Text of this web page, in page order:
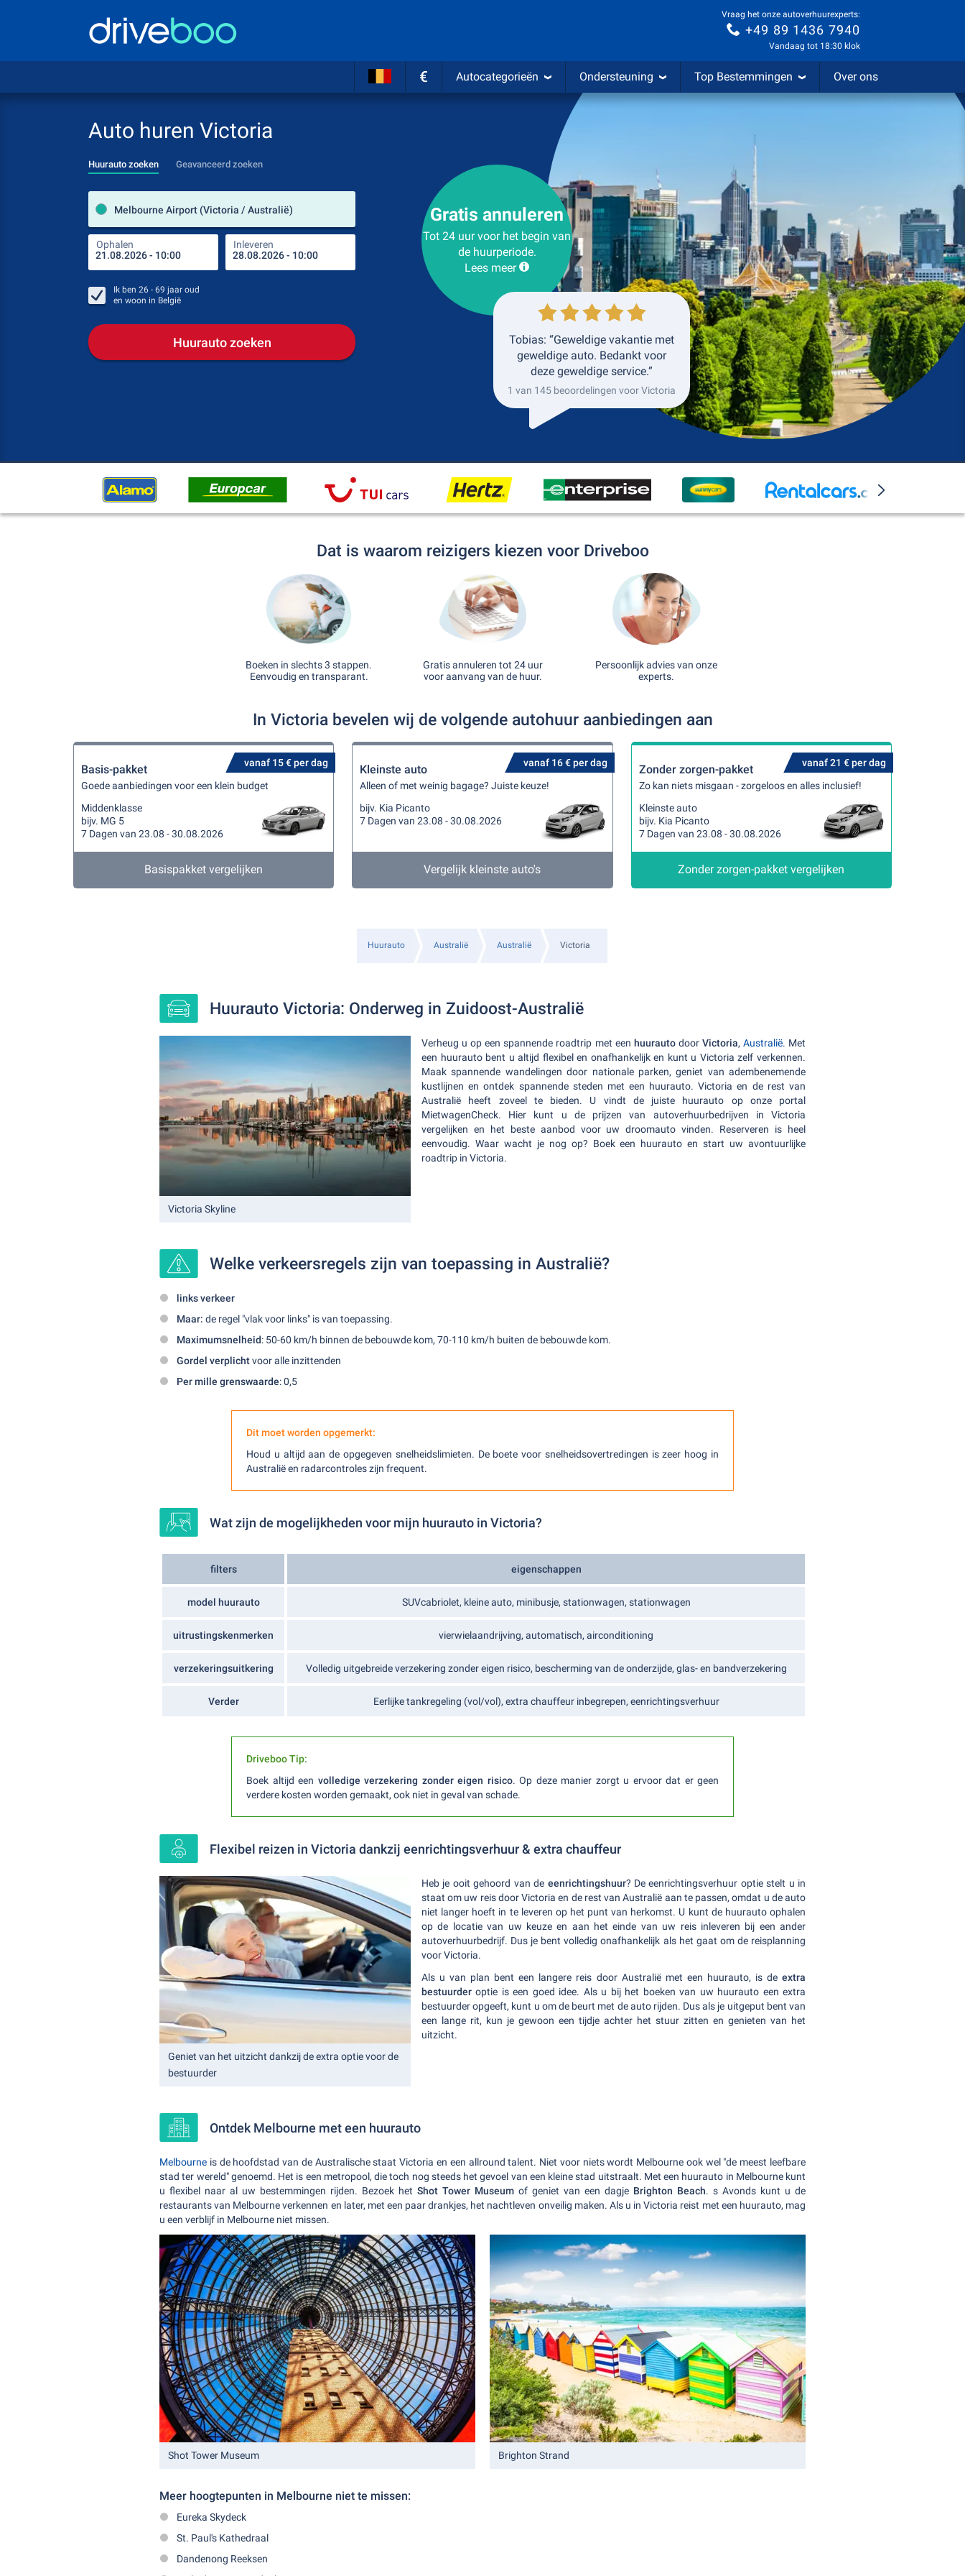
Vraag het onze autoverhuurexperts:
+49 89 1436 7940
Vandaag tot 18:30 klok
€ Autocategorieën Ondersteuning Top Bestemmingen Over ons
Auto huren Victoria
Huurauto zoeken Geavanceerd zoeken
Melbourne Airport (Victoria / Australië)
Ophalen Inleveren Plaats voor teruggave
Ik ben 26 - 69 jaar oud
en woon in België
Huurauto zoeken
Gratis annuleren
Tot 24 uur voor het begin van
de huurperiode.
Lees meer
Tobias: “Geweldige vakantie met
geweldige auto. Bedankt voor
deze geweldige service.”
1 van 145 beoordelingen voor Victoria
Dat is waarom reizigers kiezen voor Driveboo
Boeken in slechts 3 stappen.
Eenvoudig en transparant.
Gratis annuleren tot 24 uur
voor aanvang van de huur.
Persoonlijk advies van onze
experts.
In Victoria bevelen wij de volgende autohuur aanbiedingen aan
vanaf 15 € per dag
Basis-pakket
Goede aanbiedingen voor een klein budget
Middenklasse
bijv. MG 5
7 Dagen van 23.08 - 30.08.2026
Basispakket vergelijken
vanaf 16 € per dag
Kleinste auto
Alleen of met weinig bagage? Juiste keuze!
bijv. Kia Picanto
7 Dagen van 23.08 - 30.08.2026
Vergelijk kleinste auto's
vanaf 21 € per dag
Zonder zorgen-pakket
Zo kan niets misgaan - zorgeloos en alles inclusief!
Kleinste auto
bijv. Kia Picanto
7 Dagen van 23.08 - 30.08.2026
Zonder zorgen-pakket vergelijken
Huurauto Australië Australië Victoria
Huurauto Victoria: Onderweg in Zuidoost-Australië
Victoria Skyline
Verheug u op een spannende roadtrip met een huurautodoor Victoria, Australië. Met
een huurauto bent u altijd flexibel en onafhankelijk en kunt u Victoria zelf verkennen.
Maak spannende wandelingen door nationale parken, geniet van adembenemende
kustlijnen en ontdek spannende steden met een huurauto. Victoria en de rest van
Australië heeft zoveel te bieden. U vindt de juiste huurauto op onze portal
MietwagenCheck. Hier kunt u de prijzen van autoverhuurbedrijven in Victoria
vergelijken en het beste aanbod voor uw droomauto vinden. Reserveren is heel
eenvoudig. Waar wacht je nog op? Boek een huurauto en start uw avontuurlijke
roadtrip in Victoria.
Welke verkeersregels zijn van toepassing in Australië?
links verkeer
Maar: de regel "vlak voor links" is van toepassing.
Maximumsnelheid: 50-60 km/h binnen de bebouwde kom, 70-110 km/h buiten de bebouwde kom.
Gordel verplichtvoor alle inzittenden
Per mille grenswaarde: 0,5
Dit moet worden opgemerkt:
Houd u altijd aan de opgegeven snelheidslimieten. De boete voor snelheidsovertredingen is zeer hoog in
Australië en radarcontroles zijn frequent.
Wat zijn de mogelijkheden voor mijn huurauto in Victoria?
filters eigenschappen
model huurauto SUVcabriolet, kleine auto, minibusje, stationwagen, stationwagen
uitrustingskenmerken vierwielaandrijving, automatisch, airconditioning
verzekeringsuitkering Volledig uitgebreide verzekering zonder eigen risico, bescherming van de onderzijde, glas- en bandverzekering
Verder Eerlijke tankregeling (vol/vol), extra chauffeur inbegrepen, eenrichtingsverhuur
Driveboo Tip:
Boek altijd een volledige verzekering zonder eigen risico. Op deze manier zorgt u ervoor dat er geen
verdere kosten worden gemaakt, ook niet in geval van schade.
Flexibel reizen in Victoria dankzij eenrichtingsverhuur & extra chauffeur
Geniet van het uitzicht dankzij de extra optie voor de
bestuurder
Heb je ooit gehoord van de eenrichtingshuur? De eenrichtingsverhuur optie stelt u in
staat om uw reis door Victoria en de rest van Australië aan te passen, omdat u de auto
niet langer hoeft in te leveren op het punt van herkomst. U kunt de huurauto ophalen
op de locatie van uw keuze en aan het einde van uw reis inleveren bij een ander
autoverhuurbedrijf. Dus je bent volledig onafhankelijk als het gaat om de reisplanning
voor Victoria.
Als u van plan bent een langere reis door Australië met een huurauto, is de extra
bestuurderoptie is een goed idee. Als u bij het boeken van uw huurauto een extra
bestuurder opgeeft, kunt u om de beurt met de auto rijden. Dus als je uitgeput bent van
een lange rit, kun je gewoon een tijdje achter het stuur zitten en genieten van het
uitzicht.
Ontdek Melbourne met een huurauto
Melbourne is de hoofdstad van de Australische staat Victoria en een allround talent. Niet voor niets wordt Melbourne ook wel "de meest leefbare
stad ter wereld" genoemd. Het is een metropool, die toch nog steeds het gevoel van een kleine stad uitstraalt. Met een huurauto in Melbourne kunt
u flexibel naar al uw bestemmingen rijden. Bezoek het Shot Tower Museum of geniet van een dagje Brighton Beach. s Avonds kunt u de
restaurants van Melbourne verkennen en later, met een paar drankjes, het nachtleven onveilig maken. Als u in Victoria reist met een huurauto, mag
u een verblijf in Melbourne niet missen.
Shot Tower Museum Brighton Strand
Meer hoogtepunten in Melbourne niet te missen:
Eureka Skydeck
St. Paul's Kathedraal
Dandenong Reeksen